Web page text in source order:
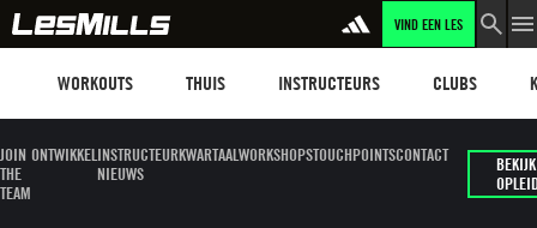
VIND EEN LES
WORKOUTS THUIS INSTRUCTEURS CLUBS
JOIN
THE
TEAM
ONTWIKKELINSTRUCTEUR
NIEUWS
KWARTAALWORKSHOPSTOUCHPOINTSCONTACT